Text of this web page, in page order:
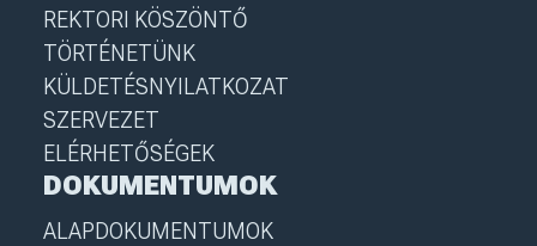
REKTORI KÖSZÖNTŐ
TÖRTÉNETÜNK
KÜLDETÉSNYILATKOZAT
SZERVEZET
ELÉRHETŐSÉGEK
DOKUMENTUMOK
ALAPDOKUMENTUMOK